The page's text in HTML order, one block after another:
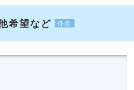
希望など 任意